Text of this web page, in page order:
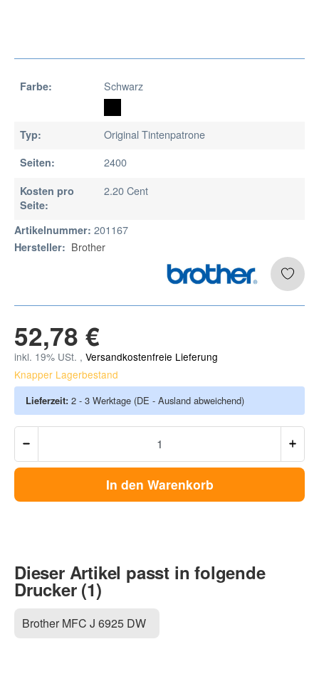
Farbe: Schwarz
Typ: Original Tintenpatrone
Seiten: 2400
Kosten pro
Seite:
2.20 Cent
Artikelnummer: 201167
Hersteller: Brother
52,78 €
inkl. 19% USt. , Versandkostenfreie Lieferung
Knapper Lagerbestand
Lieferzeit: 2 - 3 Werktage (DE - Ausland abweichend)
In den Warenkorb
Dieser Artikel passt in folgende
Drucker (1)
Brother MFC J 6925 DW